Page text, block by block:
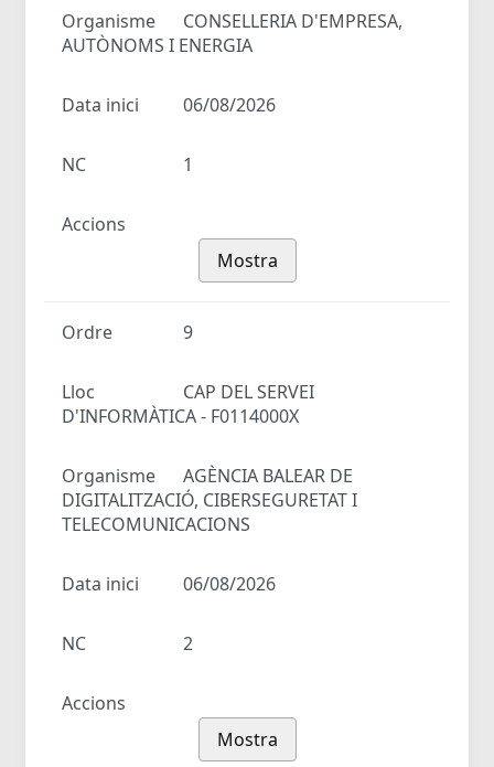
Organisme
CONSELLERIA D'EMPRESA,
AUTÒNOMS I ENERGIA
Data inici 06/08/2026
NC 1
Accions
Mostra
Ordre 9
Lloc
CAP DEL SERVEI
D'INFORMÀTICA - F0114000X
Organisme
AGÈNCIA BALEAR DE
DIGITALITZACIÓ, CIBERSEGURETAT I
TELECOMUNICACIONS
Data inici 06/08/2026
NC 2
Accions
Mostra